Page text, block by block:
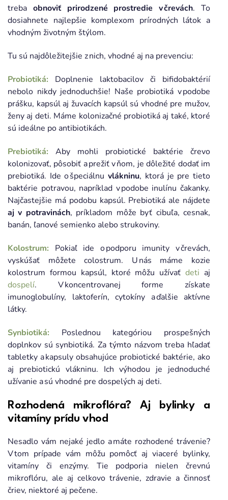
treba obnoviť prirodzené prostredie v črevách. To
dosiahnete najlepšie komplexom prírodných látok a
vhodným životným štýlom.
Tu sú najdôležitejšie z nich, vhodné aj na prevenciu:
Probiotiká: Doplnenie laktobacilov či bifidobaktérií
nebolo nikdy jednoduchšie! Naše probiotiká v podobe
prášku, kapsúl aj žuvacích kapsúl sú vhodné pre mužov,
ženy aj deti. Máme kolonizačné probiotiká aj také, ktoré
sú ideálne po antibiotikách.
Prebiotiká: Aby mohli probiotické baktérie črevo
kolonizovať, pôsobiť a prežiť v ňom, je dôležité dodať im
prebiotiká. Ide o špeciálnuvlákninu, ktorá je pre tieto
baktérie potravou, napríklad v podobe inulínu čakanky.
Najčastejšie má podobu kapsúl. Prebiotiká ale nájdete
aj v potravinách, príkladom môže byť cibuľa, cesnak,
banán, ľanové semienko alebo strukoviny.
Kolostrum: Pokiaľ ide o podporu imunity v črevách,
vyskúšať môžete colostrum. U nás máme kozie
kolostrum formou kapsúl, ktoré môžu užívaťdeti aj
dospelí. V koncentrovanej forme získate
imunoglobulíny, laktoferín, cytokíny a ďalšie aktívne
látky.
Synbiotiká: Poslednou kategóriou prospešných
doplnkov sú synbiotiká. Za týmto názvom treba hľadať
tabletky a kapsuly obsahujúce probiotické baktérie, ako
aj prebiotickú vlákninu. Ich výhodou je jednoduché
užívanie a sú vhodné pre dospelých aj deti.
Rozhodená mikroflóra? Aj bylinky a
vitamíny prídu vhod
Nesadlo vám nejaké jedlo a máte rozhodené trávenie?
V tom prípade vám môžu pomôcť aj viaceré bylinky,
vitamíny či enzýmy. Tie podporia nielen črevnú
mikroflóru, ale aj celkovo trávenie, zdravie a činnosť
čriev, niektoré aj pečene.